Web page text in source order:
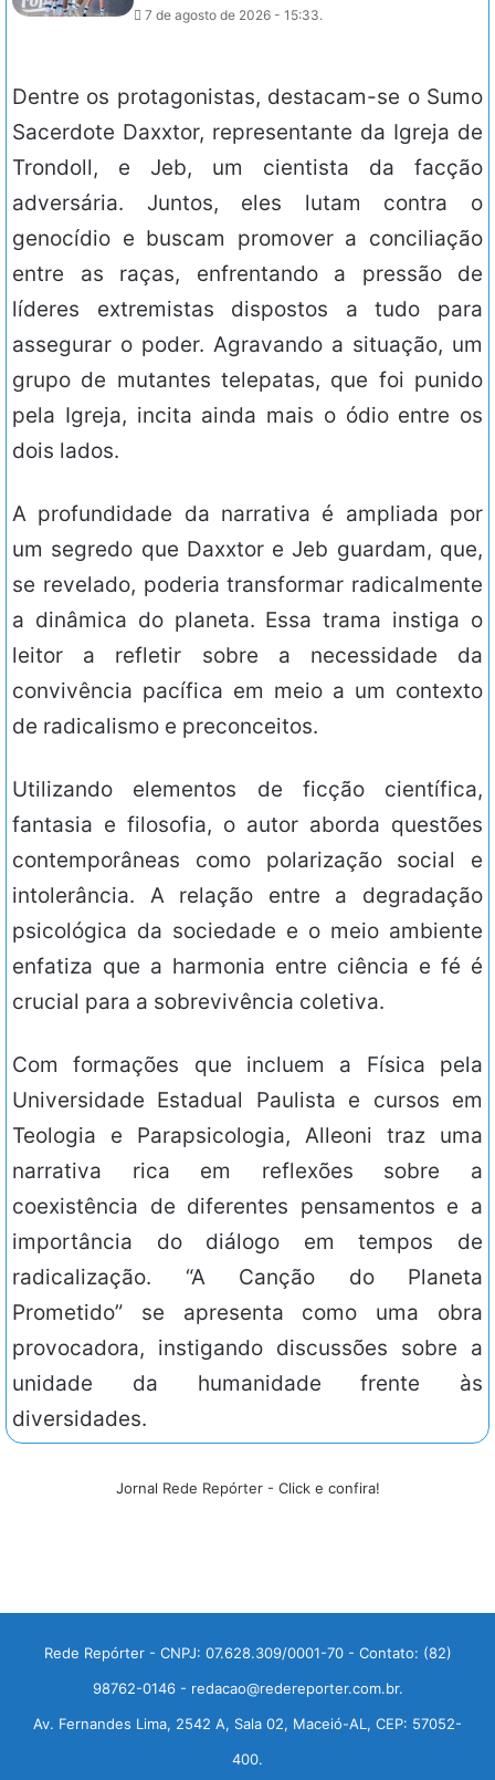
7 de agosto de 2026 - 15:33.
Dentre os protagonistas, destacam-se o Sumo
Sacerdote Daxxtor, representante da Igreja de
Trondoll, e Jeb, um cientista da facção
adversária. Juntos, eles lutam contra o
genocídio e buscam promover a conciliação
entre as raças, enfrentando a pressão de
líderes extremistas dispostos a tudo para
assegurar o poder. Agravando a situação, um
grupo de mutantes telepatas, que foi punido
pela Igreja, incita ainda mais o ódio entre os
dois lados.
A profundidade da narrativa é ampliada por
um segredo que Daxxtor e Jeb guardam, que,
se revelado, poderia transformar radicalmente
a dinâmica do planeta. Essa trama instiga o
leitor a refletir sobre a necessidade da
convivência pacífica em meio a um contexto
de radicalismo e preconceitos.
Utilizando elementos de ficção científica,
fantasia e filosofia, o autor aborda questões
contemporâneas como polarização social e
intolerância. A relação entre a degradação
psicológica da sociedade e o meio ambiente
enfatiza que a harmonia entre ciência e fé é
crucial para a sobrevivência coletiva.
Com formações que incluem a Física pela
Universidade Estadual Paulista e cursos em
Teologia e Parapsicologia, Alleoni traz uma
narrativa rica em reflexões sobre a
coexistência de diferentes pensamentos e a
importância do diálogo em tempos de
radicalização. “A Canção do Planeta
Prometido” se apresenta como uma obra
provocadora, instigando discussões sobre a
unidade da humanidade frente às
diversidades.
Jornal Rede Repórter - Click e confira!
Rede Repórter - CNPJ: 07.628.309/0001-70 - Contato: (82)
98762-0146 - redacao@redereporter.com.br.
Av. Fernandes Lima, 2542 A, Sala 02, Maceió-AL, CEP: 57052-
400.